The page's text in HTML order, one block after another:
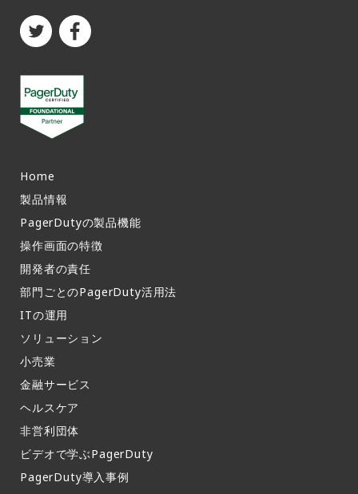
Home
製品情報​
PagerDutyの製品機能​
操作画面の特徴​
開発者の責任
部門ごとのPagerDuty活用法​
ITの運用​
ソリューション
小売業
金融サービス
ヘルスケア
非営利団体
ビデオで学ぶPagerDuty
PagerDuty導入事例​